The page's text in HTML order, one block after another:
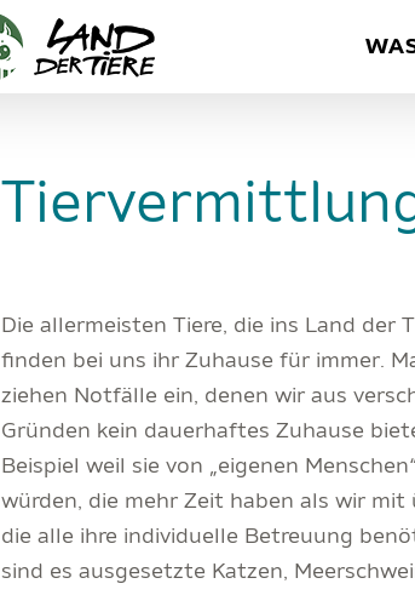
Die allermeisten Tiere, die ins Land der
finden bei uns ihr Zuhause für immer.
ziehen Notfälle ein, denen wir aus
Gründen kein dauerhaftes Zuhause
Beispiel weil sie von „eigenen
würden, die mehr Zeit haben als wir mit
die alle ihre individuelle Betreuung
sind es ausgesetzte Katzen,